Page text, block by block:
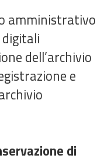
amministrativo
dell’archivio
e
di